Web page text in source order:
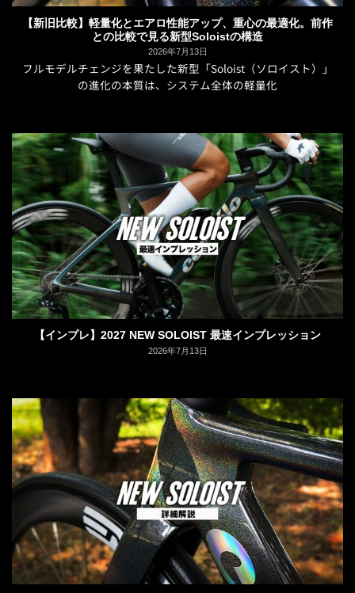
【新旧比較】軽量化とエアロ性能アップ、重心の最適化。前作
との比較で見る新型Soloistの構造
2026年7月13日
フルモデルチェンジを果たした新型「Soloist（ソロイスト）」
の進化の本質は、システム全体の軽量化
【インプレ】2027 NEW SOLOIST 最速インプレッション
2026年7月13日